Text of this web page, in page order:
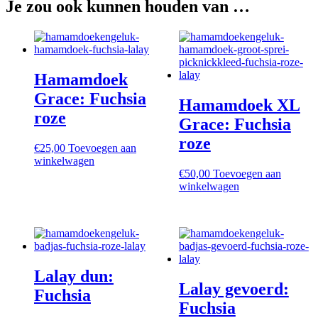
Je zou ook kunnen houden van …
Hamamdoek
Grace: Fuchsia
roze
€25,00 Toevoegen aan
winkelwagen
Hamamdoek XL
Grace: Fuchsia
roze
€50,00 Toevoegen aan
winkelwagen
Lalay dun:
Fuchsia
Lalay gevoerd:
Fuchsia